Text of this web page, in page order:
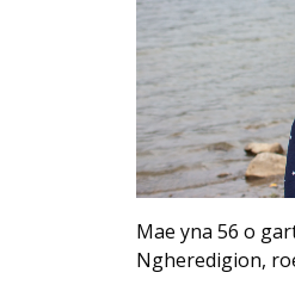
Mae yna 56 o
Ngheredigion,